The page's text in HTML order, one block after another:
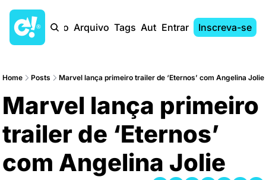
Início Arquivo Tags AutoresEntrar Inscreva-se
Home Posts Marvel lança primeiro trailer de ‘Eternos’ com Angelina Jolie
Marvel lança primeiro
trailer de ‘Eternos’
com Angelina Jolie